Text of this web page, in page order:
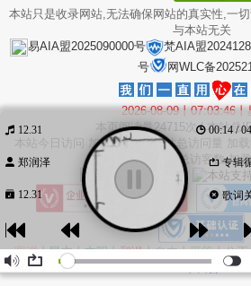
本站只是收录网站,无法确保网站的真实性,一
与本站无关
易AIA盟2025090000号
梵AIA盟
号
网WLC备
2026-08-09丨07:03:46丨
本页阅读量24715次 | 本站总
本站今日访问
加载中...次 本站总访问量 加载
中...次 本站总访客数加
富强丨民主丨文明丨和谐丨自由丨平等丨公正
丨友善
12.31 00:14 /
郑润泽 专辑
12.31 歌词
作词 : 郑润泽
作曲 : 郑润泽